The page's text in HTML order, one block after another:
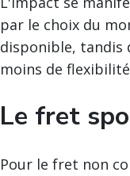
par le choix du
disponible, tandis
moins de
Le fret
Pour le fret non